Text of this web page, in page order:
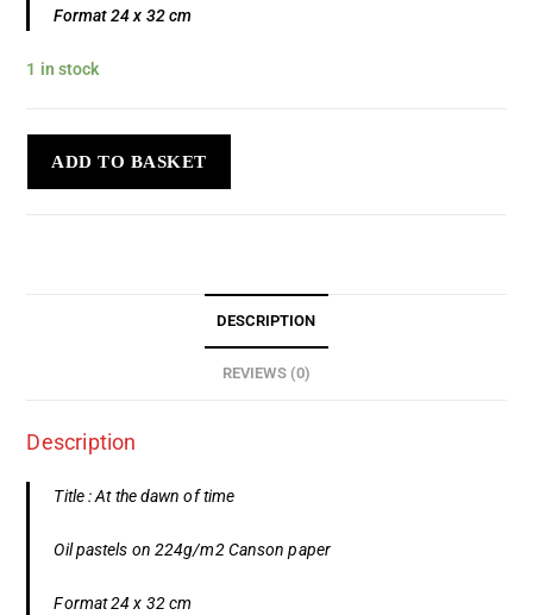
Format 24 x 32 cm
1 in stock
ADD TO BASKET
DESCRIPTION
REVIEWS (0)
Description
Title : At the dawn of time
Oil pastels on 224g/m2 Canson paper
Format 24 x 32 cm